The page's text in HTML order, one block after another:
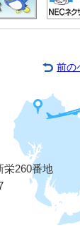
前の
260番地